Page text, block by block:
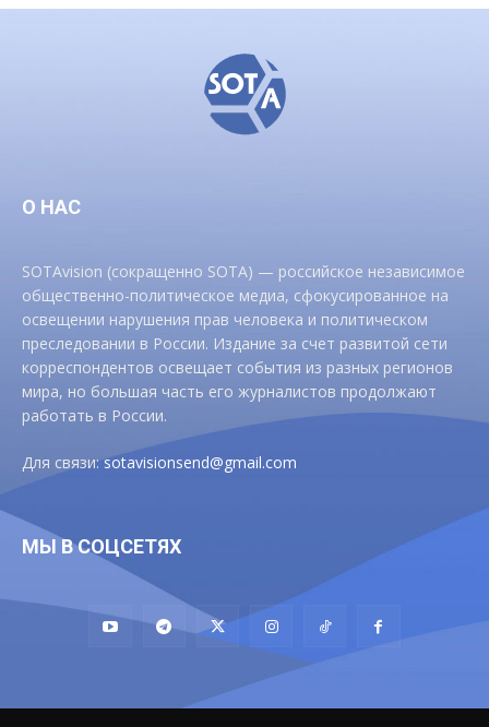
О НАС
SOTAvision (сокращенно SOTA) — российское независимое
общественно-политическое медиа, сфокусированное на
освещении нарушения прав человека и политическом
преследовании в России. Издание за счет развитой сети
корреспондентов освещает события из разных регионов
мира, но большая часть его журналистов продолжают
работать в России.
Для связи:sotavisionsend@gmail.com
МЫ В СОЦСЕТЯХ